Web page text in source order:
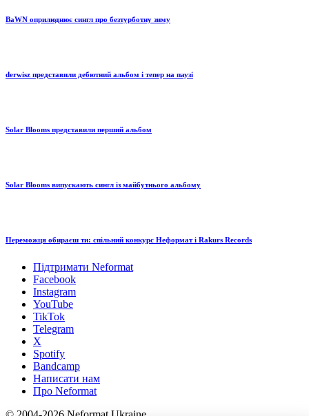
BaWN оприлюднює сингл про безтурботну зиму
derwisz представили дебютний альбом і тепер на паузі
Solar Blooms представили перший альбом
Solar Blooms випускають сингл із майбутнього альбому
Переможця обираєш ти: спільний конкурс Неформат і Rakurs Records
Підтримати Neformat
Facebook
Instagram
YouTube
TikTok
Telegram
X
Spotify
Bandcamp
Написати нам
Про Neformat